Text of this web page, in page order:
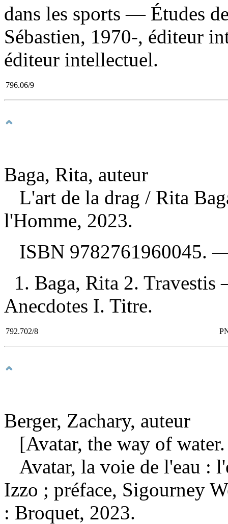
dans les sports — Études
Sébastien, 1970-, éditeur
éditeur intellectuel.
796.06/9
Baga, Rita, auteur
L'art de la drag / Rita
l'Homme, 2023.
ISBN 9782761960045.
1. Baga, Rita 2.
Anecdotes I. Titre.
792.702/8
Berger, Zachary, auteur
[Avatar, the way of
Avatar, la voie de l'eau :
Izzo ; préface, Sigourney
: Broquet, 2023.